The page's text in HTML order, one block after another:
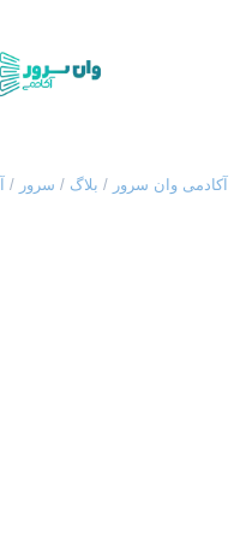
آکادمی وان سرور / بلاگ / سرور /